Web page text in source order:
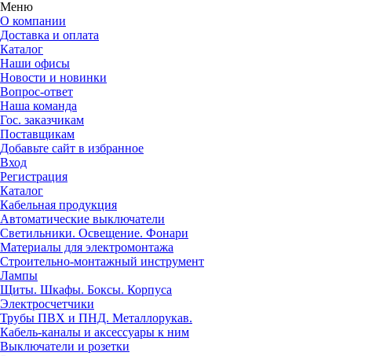
Меню
О компании
Доставка и оплата
Каталог
Наши офисы
Новости и новинки
Вопрос-ответ
Наша команда
Гос. заказчикам
Поставщикам
Добавьте сайт в избранное
Вход
Регистрация
Каталог
Кабельная продукция
Автоматические выключатели
Светильники. Освещение. Фонари
Материалы для электромонтажа
Строительно-монтажный инструмент
Лампы
Щиты. Шкафы. Боксы. Корпуса
Электросчетчики
Трубы ПВХ и ПНД. Металлорукав.
Кабель-каналы и аксессуары к ним
Выключатели и розетки